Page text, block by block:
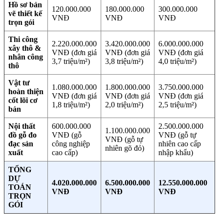
Hồ sơ bản
vẽ thiết kế
trọn gói
120.000.000
VNĐ
180.000.000
VNĐ
300.000.000
VNĐ
Thi công
xây thô &
nhân công
thô
2.220.000.000
VNĐ (đơn giá
3,7 triệu/m²)
3.420.000.000
VNĐ (đơn giá
3,8 triệu/m²)
6.000.000.000
VNĐ (đơn giá
4,0 triệu/m²)
Vật tư
hoàn thiện
cốt lõi cơ
bản
1.080.000.000
VNĐ (đơn giá
1,8 triệu/m²)
1.800.000.000
VNĐ (đơn giá
2,0 triệu/m²)
3.750.000.000
VNĐ (đơn giá
2,5 triệu/m²)
Nội thất
đồ gỗ đo
đạc sản
xuất
600.000.000
VNĐ (gỗ
công nghiệp
cao cấp)
1.100.000.000
VNĐ (gỗ tự
nhiên gõ đỏ)
2.500.000.000
VNĐ (gỗ tự
nhiên cao cấp
nhập khẩu)
TỔNG
DỰ
TOÁN
TRỌN
GÓI
4.020.000.000
VNĐ
6.500.000.000
VNĐ
12.550.000.000
VNĐ